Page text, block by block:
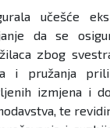
učešće
da se
zbog
i pružanja
izmjena i
te